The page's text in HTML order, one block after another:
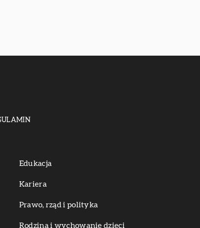
Edukacja
Kariera
Prawo, rząd i polityka
Rodzina i wychowanie dzieci